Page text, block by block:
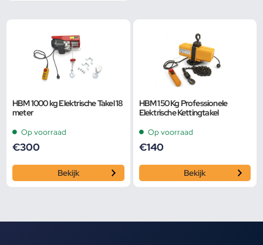
HBM 1000 kg Elektrische Takel 18
meter
Op voorraad
€300
Bekijk
HBM 150 Kg Professionele
Elektrische Kettingtakel
Op voorraad
€140
Bekijk